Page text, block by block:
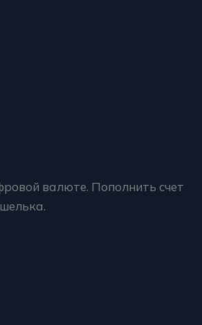
валюте. Пополнить счет